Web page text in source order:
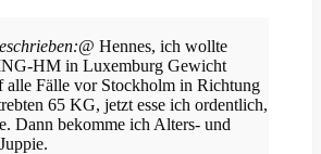
@ Hennes, ich wollte
HM in Luxemburg Gewicht
alle Fälle vor Stockholm in Richtung
65 KG, jetzt esse ich ordentlich,
Dann bekomme ich Alters- und